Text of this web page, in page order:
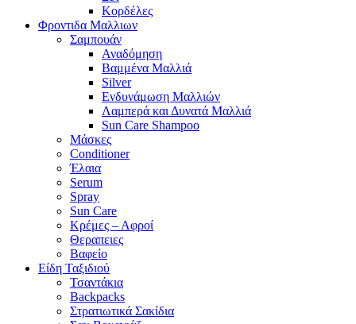
Κορδέλες
Φροντιδα Μαλλιων
Σαμπουάν
Αναδόμηση
Βαμμένα Μαλλιά
Silver
Ενδυνάμωση Μαλλιών
Λαμπερά και Δυνατά Μαλλιά
Sun Care Shampoo
Μάσκες
Conditioner
Έλαια
Serum
Spray
Sun Care
Κρέμες – Αφροί
Θεραπειες
Βαφείο
Είδη Ταξιδιού
Τσαντάκια
Backpacks
Στρατιωτικά Σακίδια